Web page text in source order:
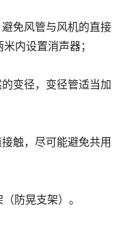
免风管与风机的直接
内设置消声器；
变径，变径管适当加
触，尽可能避免共用
防晃支架）。